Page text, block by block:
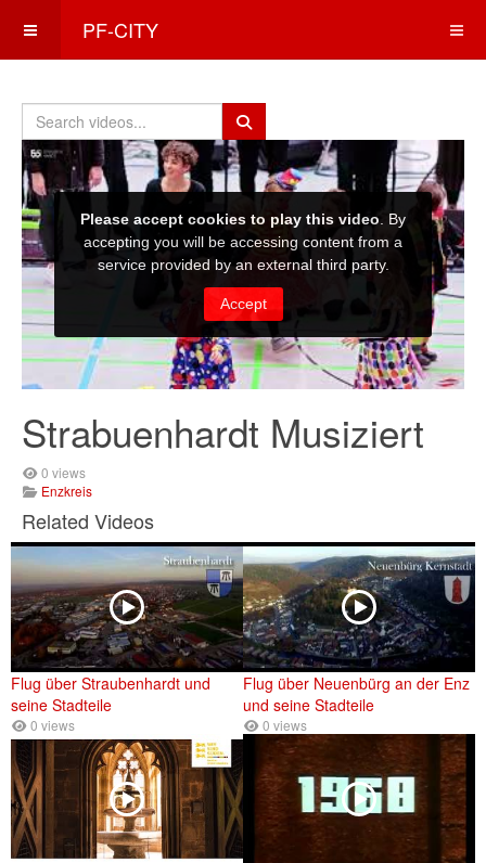
PF-CITY
Strabuenhardt Musiziert
0 views
Enzkreis
Related Videos
Flug über Straubenhardt und
seine Stadteile
0 views
Flug über Neuenbürg an der Enz
und seine Stadteile
0 views